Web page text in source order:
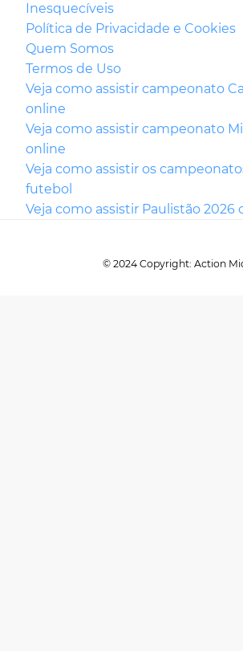
Inesquecíveis
Política de Privacidade e Cookies
Quem Somos
Termos de Uso
Veja como assistir campeonato
online
Veja como assistir campeonato
online
Veja como assistir os
futebol
Veja como assistir Paulistão 2026
© 2024 Copyright: Action